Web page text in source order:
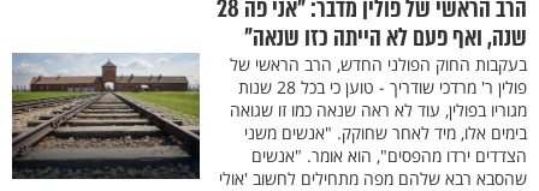
הרב הראשי של פולין מדבר: "אני פה 28
שנה, ואף פעם לא הייתה כזו שנאה"
בעקבות החוק הפולני החדש, הרב הראשי של
פולין ר' מרדכי שודריך - טוען כי בכל 28 שנות
מגוריו בפולין, עוד לא ראה שנאה כמו זו שגואה
בימים אלו, מיד לאחר שחוקק. "אנשים משני
הצדדים ירדו מהפסים", הוא אומר. "אנשים
שהסבא רבא שלהם מפה מתחילים לחשוב 'אולי